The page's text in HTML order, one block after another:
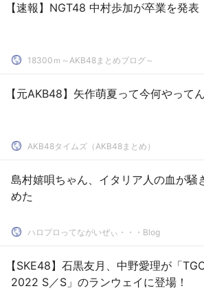
【速報】NGT48 中村歩加が卒業を発表
18300ｍ～AKB48まとめブログ～
【元AKB48】矢作萌夏って今何やって
AKB48タイムズ（AKB48まとめ）
島村嬉唄ちゃん、イタリア人の血が騒
めた
ハロプロってながいぜぃ・・・Blog
【SKE48】石黒友月、中野愛理が「
2022 S／S」のランウェイに登場！